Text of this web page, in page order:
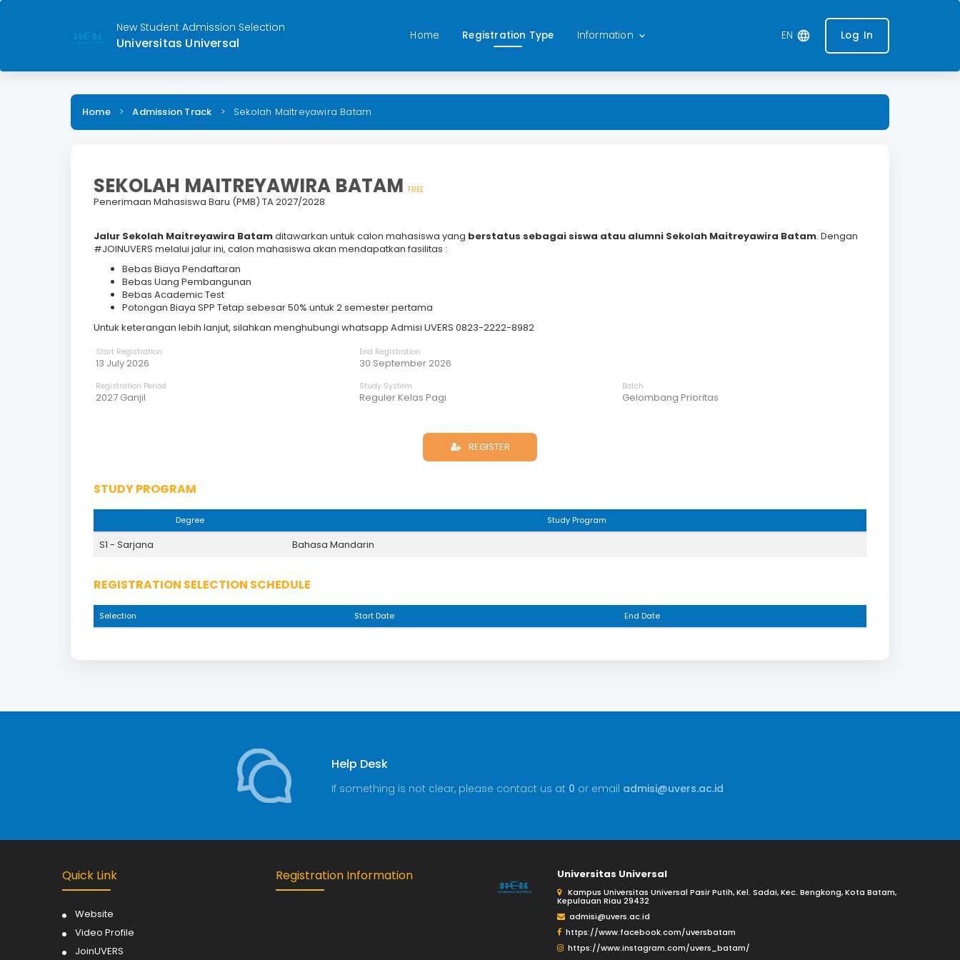
New Student Admission Selection
Universitas Universal Home Registration Type Information keyboard_arrow_down EN language Log In
Home > Admission Track > Sekolah Maitreyawira Batam
SEKOLAH MAITREYAWIRA BATAM FREE
Penerimaan Mahasiswa Baru (PMB) TA 2027/2028
Jalur Sekolah Maitreyawira Batamditawarkan untuk calon mahasiswa yang berstatus sebagai siswa atau alumni Sekolah Maitreyawira Batam. Dengan
#JOINUVERS melalui jalur ini, calon mahasiswa akan mendapatkan fasilitas :
Bebas Biaya Pendaftaran
Bebas Uang Pembangunan
Bebas Academic Test
Potongan Biaya SPP Tetap sebesar 50% untuk 2 semester pertama
Untuk keterangan lebih lanjut, silahkan menghubungi whatsapp Admisi UVERS 0823-2222-8982
Start Registration
13 July 2026
End Registration
30 September 2026
Registration Period
2027 Ganjil
Study System
Reguler Kelas Pagi
Batch
Gelombang Prioritas
REGISTER
STUDY PROGRAM
Degree Study Program
S1 - Sarjana Bahasa Mandarin
REGISTRATION SELECTION SCHEDULE
Selection Start Date End Date
Help Desk
If something is not clear, please contact us at 0 or email admisi@uvers.ac.id
Quick Link
Website
Video Profile
JoinUVERS
Registration Information Universitas Universal
Kampus Universitas Universal Pasir Putih, Kel. Sadai, Kec. Bengkong, Kota Batam,
Kepulauan Riau 29432
admisi@uvers.ac.id
https://www.facebook.com/uversbatam
https://www.instagram.com/uvers_batam/